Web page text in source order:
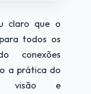
claro que o
todos os
conexões
a prática do
visão e